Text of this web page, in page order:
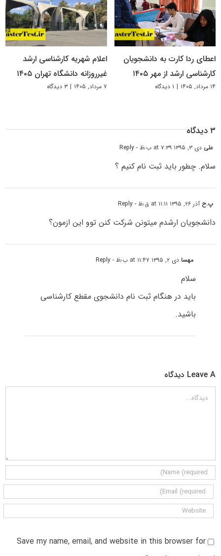
اعطای ردا کارت به دانشجویان
کارشناسی ارشد از مهر ۱۴۰۵
۱۴ مرداد, ۱۴۰۵ | ۱ دیدگاه
اعلام شهریه کارشناسی ارشد
غیرروزانه دانشگاه تهران ۱۴۰۵
۷ مرداد, ۱۴۰۵ | ۳ دیدگاه
۳ دیدگاه
علی دی ۳, ۱۳۹۵ at ۷:۳۹ ب٫ظ - Reply
سلام. چطور باید ثبت نام کنیم ؟
پ.ح آذر ۲۶, ۱۳۹۵ at ۱۱:۱۱ ق٫ظ - Reply
دانشجویان ارشدم میتونن شرکت کنن توو این ازمون؟
مهسادی ۲, ۱۳۹۵ at ۱۱:۴۷ ب٫ظ - Reply
سلام
باید در هنگام ثبت نام دانشجوی مقطع کارشناسی
باشید.
Leave A دیدگاه
دیدگاه
Save my name, email, and website in this browser for